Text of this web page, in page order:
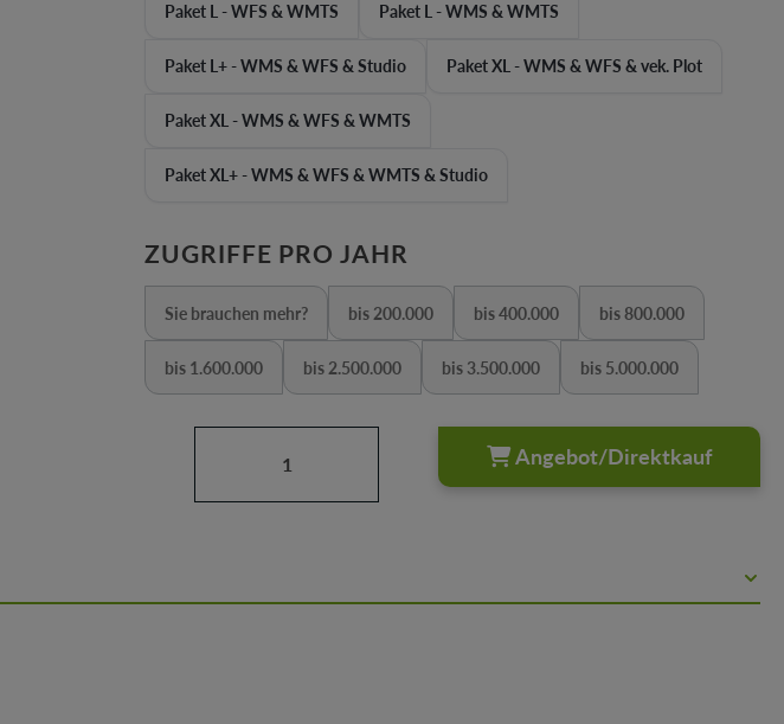
Paket L - WFS & WMTS Paket L - WMS & WMTS
Paket L+ - WMS & WFS & Studio Paket XL - WMS & WFS & vek. Plot
Paket XL - WMS & WFS & WMTS
Paket XL+ - WMS & WFS & WMTS & Studio
ZUGRIFFE PRO JAHR
Sie brauchen mehr?(Diese Option ist zurzeit nicht verfügbar.)
bis 200.000(Diese Option ist zurzeit nicht verfügbar.)
bis 400.000(Diese Option ist zurzeit nicht
bis 800.000(Diese Option ist
bis 1.600.000(Diese Option ist zurzeit nicht verfügbar.)
bis 2.500.000(Diese Option ist zurzeit nicht verfügbar.)
bis 3.500.000(Diese Option ist zurzeit nicht verfügbar.)
bis 5.000.000(Diese Option ist
Produkt Anzahl: Gib den gewünschten Wert ein
Angebot/Direktkauf